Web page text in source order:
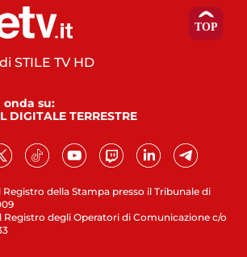
della Stampa presso il Tribunale di
Registro degli Operatori di Comunicazione c/o
STILE TV HD
onda su:
DIGITALE TERRESTRE